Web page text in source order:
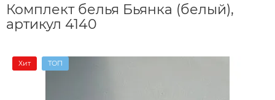
Комплект белья Бьянка (белый),
артикул 4140
Хит ТОП